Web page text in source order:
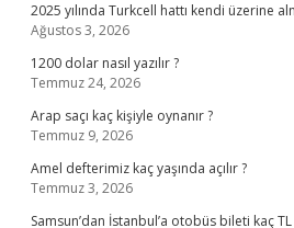
2025 yılında Turkcell hattı kendi üzerine
Ağustos 3, 2026
1200 dolar nasıl yazılır ?
Temmuz 24, 2026
Arap saçı kaç kişiyle oynanır ?
Temmuz 9, 2026
Amel defterimiz kaç yaşında açılır ?
Temmuz 3, 2026
Samsun’dan İstanbul’a otobüs bileti kaç TL